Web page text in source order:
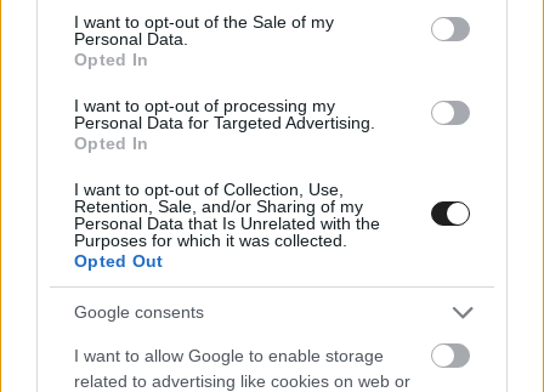
consent section.
I want to opt-out of the Sale of my
Personal Data.
Opted In
I want to opt-out of processing my
Personal Data for Targeted Advertising.
Opted In
I want to opt-out of Collection, Use,
Retention, Sale, and/or Sharing of my
Personal Data that Is Unrelated with the
Purposes for which it was collected.
Opted Out
Google consents
I want to allow Google to enable storage
related to advertising like cookies on web or
terveiről
Sergio Pérez, miután a Red Bull gyenge teljesítményére
hivatkozva menesztette őt a szezonzáró után. A mexikói pilóta